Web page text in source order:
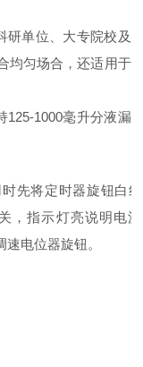
研单位、大专院校及
均匀场合，还适用于
125-1000毫升分液漏
先将定时器旋钮白
，指示灯亮说明电
电位器旋钮。